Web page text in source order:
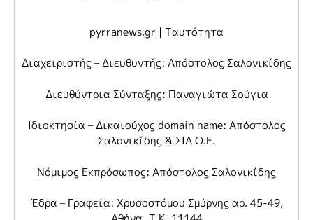
pyrranews.gr | Ταυτότητα
Διαχειριστής – Διευθυντής: Απόστολος Σαλονικίδης
Διευθύντρια Σύνταξης: Παναγιώτα Σούγια
Ιδιοκτησία – Δικαιούχος domain name: Απόστολος
Σαλονικίδης & ΣΙΑ Ο.Ε.
Νόμιμος Εκπρόσωπος: Απόστολος Σαλονικίδης
Έδρα – Γραφεία: Χρυσοστόμου Σμύρνης αρ. 45-49,